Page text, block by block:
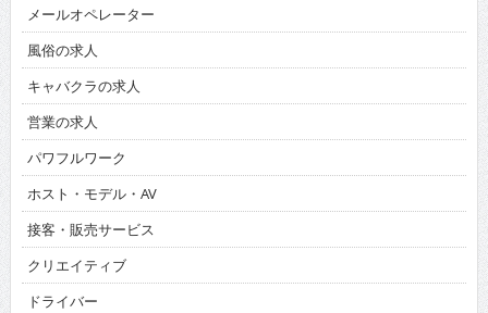
メールオペレーター
風俗の求人
キャバクラの求人
営業の求人
パワフルワーク
ホスト・モデル・AV
接客・販売サービス
クリエイティブ
ドライバー